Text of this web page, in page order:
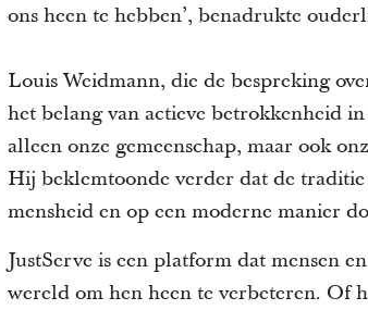
ons heen te hebben’, benadrukte
Louis Weidmann, die de bespreking
het belang van actieve betrokkenheid
alleen onze gemeenschap, maar ook
Hij beklemtoonde verder dat de
mensheid en op een moderne manier
JustServe is een platform dat mensen
wereld om hen heen te verbeteren. Of